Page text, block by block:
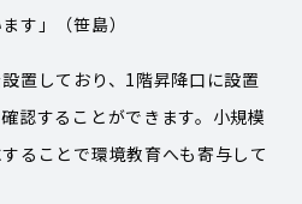
す」（笹島）
置しており、1階昇降口に設置
認することができます。小規模
ることで環境教育へも寄与して